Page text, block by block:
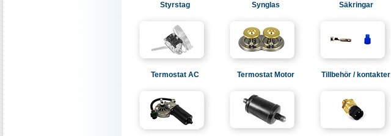
Styrstag Synglas Säkringar
Termostat AC Termostat Motor Tillbehör / kontakter